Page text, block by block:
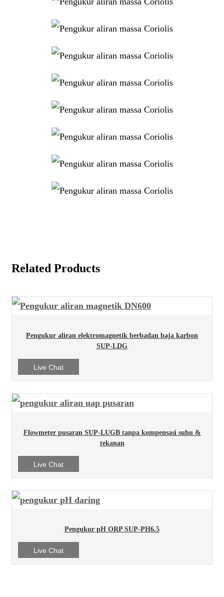
Related Products
Pengukur aliran elektromagnetik berbadan baja karbon
SUP-LDG
Live Chat
Flowmeter pusaran SUP-LUGB tanpa kompensasi suhu &
tekanan
Live Chat
Pengukur pH ORP SUP-PH6.5
Live Chat